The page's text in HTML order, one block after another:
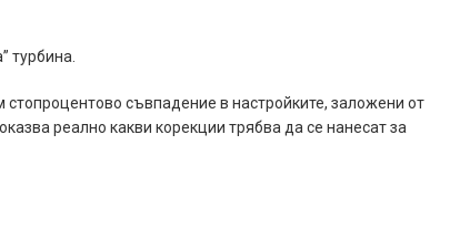
турбина.
съвпадение в настройките, заложени от
реално какви корекции трябва да се нанесат за